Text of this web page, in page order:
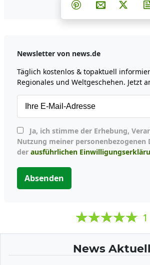
Teilen aufPer E-Mail
Post
Newsletter von news.de
Täglich kostenlos & topaktuell
Regionales und Weltgeschehen. Jetzt
Nutzung meiner personenbezogenen
der ausführlichen
Absenden
1
News Aktuell